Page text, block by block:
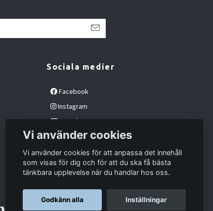
Sociala medier
Facebook
Instagram
YouTube
Vi använder cookies
Vi använder cookies för att anpassa det innehåll
som visas för dig och för att du ska få bästa
tänkbara upplevelse när du handlar hos oss.
Godkänn alla Inställningar